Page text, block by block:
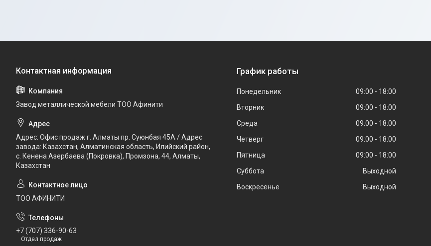
Завод металлической мебели ТОО Афинити
Адрес: Офис продаж г. Алматы пр. Суюнбая 45А / Адрес
завода: Казахстан, Алматинская область, Илийский район, ​
с. Кенена Азербаева (Покровка), Промзона, 44​, Алматы,
Казахстан
ТОО АФИНИТИ
+7 (707) 336-90-63
Отдел продаж
График работы
Понедельник 09:00
18:00
Вторник
09:00
18:00
Среда
09:00
18:00
Четверг
09:00
18:00
Пятница
09:00
18:00
Суббота
Выходной
Воскресенье
Выходной